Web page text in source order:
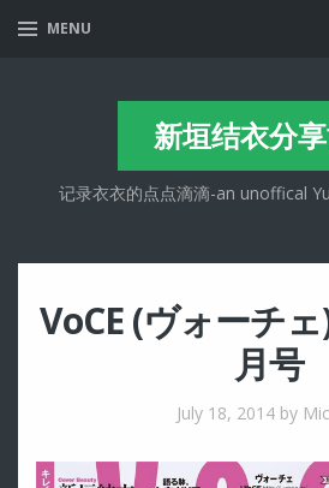
MENU
新垣结衣分
记录衣衣的点点滴滴-an unoffical
VoCE (ヴォーチ
月号
July 18, 2014by